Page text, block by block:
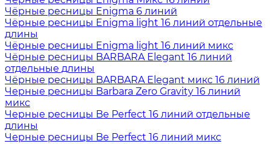
Чёрные ресницы Enigma 6 линий
Чёрные ресницы Enigma light 16 линий отдельные
длины
Чёрные ресницы Enigma light 16 линий микс
Чёрные ресницы BARBARA Elegant 16 линий
отдельные длины
Чёрные ресницы BARBARA Elegant микс 16 линий
Черные ресницы Barbara Zero Gravity 16 линий
микс
Черные ресницы Be Perfect 16 линий отдельные
длины
Черные ресницы Be Perfect 16 линий микс